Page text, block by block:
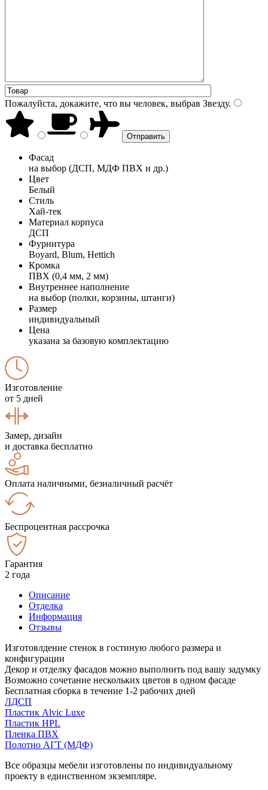
Пожалуйста, докажите, что вы человек, выбрав Звезду.
Фасад
на выбор (ДСП, МДФ ПВХ и др.)
Цвет
Белый
Стиль
Хай-тек
Материал корпуса
ДСП
Фурнитура
Boyard, Blum, Hettich
Кромка
ПВХ (0,4 мм, 2 мм)
Внутреннее наполнение
на выбор (полки, корзины, штанги)
Размер
индивидуальный
Цена
указана за базовую комплектацию
Изготовление
от 5 дней
Замер, дизайн
и доставка бесплатно
Оплата наличными, безналичный расчёт
Беспроцентная рассрочка
Гарантия
2 года
Описание
Отделка
Информация
Отзывы
Изготовлдение стенок в гостиную любого размера и
конфигурации
Декор и отделку фасадов можно выполнить под вашу задумку
Возможно сочетание нескольких цветов в одном фасаде
Бесплатная сборка в течение 1-2 рабочих дней
ЛДСП
Пластик Alvic Luxe
Пластик HPL
Пленка ПВХ
Полотно АГТ (МДФ)
Все образцы мебели изготовлены по индивидуальному
проекту в единственном экземпляре.